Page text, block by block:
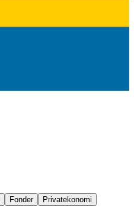
Fonder
Privatekonomi